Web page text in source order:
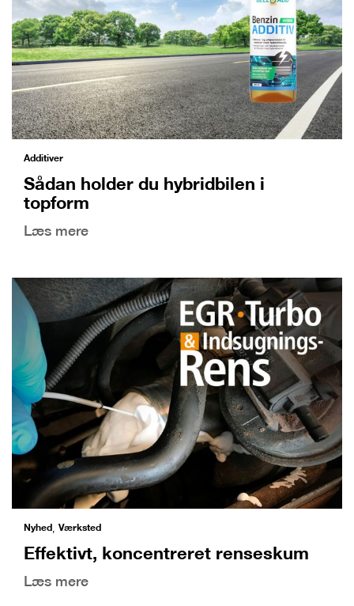
Additiver
Sådan holder du hybridbilen i
topform
Læs mere
Nyhed, Værksted
Effektivt, koncentreret renseskum
Læs mere